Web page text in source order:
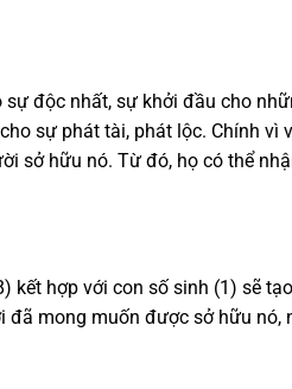
độc nhất, sự khởi đầu cho
sự phát tài, phát lộc. Chính vì
sở hữu nó. Từ đó, họ có thể
kết hợp với con số sinh (1) sẽ
mong muốn được sở hữu nó,